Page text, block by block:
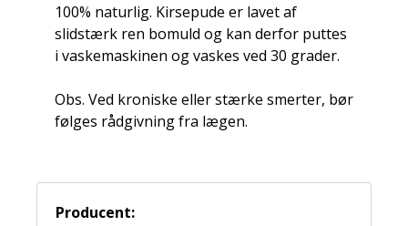
100% naturlig. Kirsepude er lavet af
slidstærk ren bomuld og kan derfor puttes
i vaskemaskinen og vaskes ved 30 grader.
Obs. Ved kroniske eller stærke smerter, bør
følges rådgivning fra lægen.
Producent: